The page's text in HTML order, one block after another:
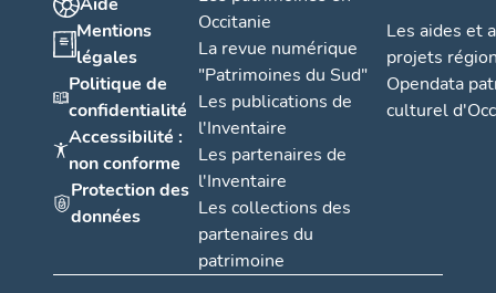
Mentions
légales
Politique de
confidentialité
Accessibilité :
non conforme
Protection des
données
Occitanie
La revue numérique
"Patrimoines du Sud"
Les publications de
l'Inventaire
Les partenaires de
l'Inventaire
Les collections des
partenaires du
patrimoine
Les aides et
projets
Opendata
culturel